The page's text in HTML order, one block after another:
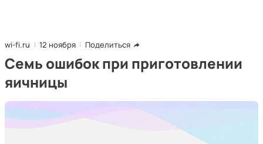
wi-fi.ru 12 ноября Поделиться
Семь ошибок при приготовлении
яичницы